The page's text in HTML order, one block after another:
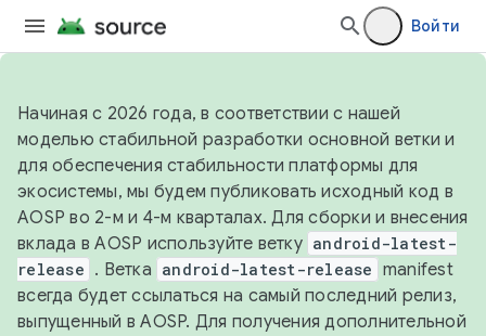
Войти
Начиная с 2026 года, в соответствии с нашей
моделью стабильной разработки основной ветки и
для обеспечения стабильности платформы для
экосистемы, мы будем публиковать исходный код в
AOSP во 2-м и 4-м кварталах. Для сборки и внесения
вклада в AOSP используйте ветку android-latest-
release . Ветка android-latest-release manifest
всегда будет ссылаться на самый последний релиз,
выпущенный в AOSP. Для получения дополнительной